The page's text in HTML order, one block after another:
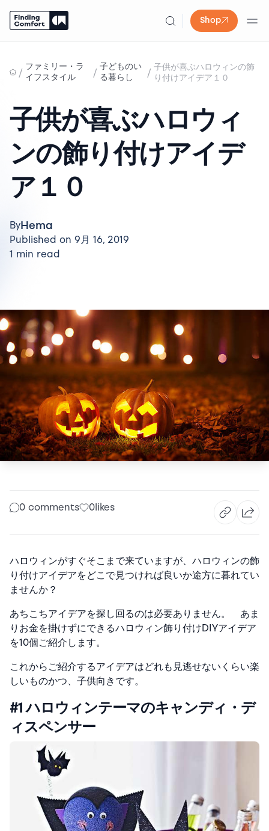
Shop
content
/ ファミリー・ラ
イフスタイル
/ 子どものい
る暮らし
/ 子供が喜ぶハロウィンの飾
り付けアイデア１０
子供が喜ぶハロウィ
ンの飾り付けアイデ
ア１０
ByHema
Published on 9月 16, 2019
1 min read
0 comments 0likes
ハロウィンがすぐそこまで来ていますが、ハロウィンの飾
り付けアイデアをどこで見つければ良いか途方に暮れてい
ませんか？
あちこちアイデアを探し回るのは必要ありません。 あま
りお金を掛けずにできるハロウィン飾り付けDIYアイデア
を10個ご紹介します。
これからご紹介するアイデアはどれも見逃せないくらい楽
しいものかつ、子供向きです。
#1 ハロウィンテーマのキャンディ・デ
ィスペンサー